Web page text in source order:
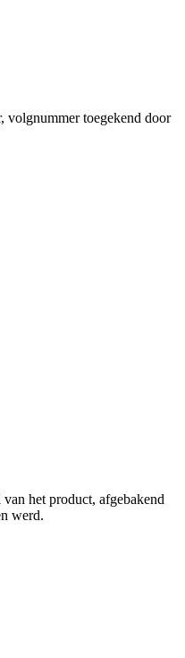
volgnummer toegekend door
het product, afgebakend
werd.